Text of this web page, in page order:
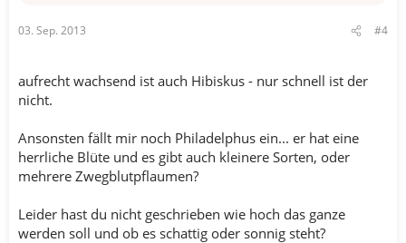
03. Sep. 2013 #4
aufrecht wachsend ist auch Hibiskus - nur schnell ist der
nicht.
Ansonsten fällt mir noch Philadelphus ein... er hat eine
herrliche Blüte und es gibt auch kleinere Sorten, oder
mehrere Zwegblutpflaumen?
Leider hast du nicht geschrieben wie hoch das ganze
werden soll und ob es schattig oder sonnig steht?